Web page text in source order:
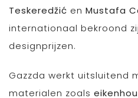
Teskeredžić en Mustafa
internationaal bekroond
designprijzen.
Gazzda werkt uitsluitend
materialen zoals